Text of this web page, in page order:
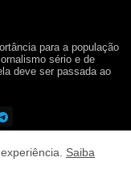
para a população
sério e de
deve ser passada ao
Saiba